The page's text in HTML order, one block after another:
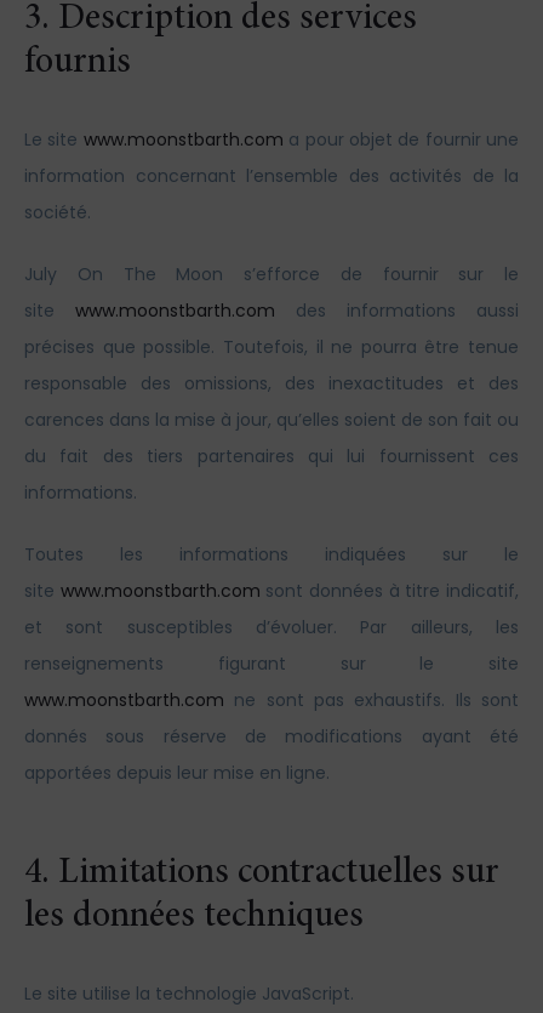
3. Description des services
fournis
Le site www.moonstbarth.com a pour objet de fournir une
information concernant l’ensemble des activités de la
société.
July On The Moon s’efforce de fournir sur le
site www.moonstbarth.com des informations aussi
précises que possible. Toutefois, il ne pourra être tenue
responsable des omissions, des inexactitudes et des
carences dans la mise à jour, qu’elles soient de son fait ou
du fait des tiers partenaires qui lui fournissent ces
informations.
Toutes les informations indiquées sur le
site www.moonstbarth.com sont données à titre indicatif,
et sont susceptibles d’évoluer. Par ailleurs, les
renseignements figurant sur le site
www.moonstbarth.com ne sont pas exhaustifs. Ils sont
donnés sous réserve de modifications ayant été
apportées depuis leur mise en ligne.
4. Limitations contractuelles sur
les données techniques
Le site utilise la technologie JavaScript.